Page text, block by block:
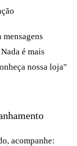
é mais
nossa loja"
acompanhe: